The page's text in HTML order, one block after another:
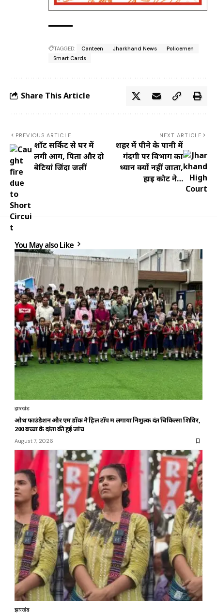
TAGGED: Canteen Jharkhand News
Policemen
Smart Cards
Share This Article
PREVIOUS ARTICLE
शॉर्ट सर्किट से घर में
लगी आग, पिता और दो
बेटियां जिंदा जलीं
NEXT ARTICLE
शहर में पीने के पानी में
गंदगी पर विभाग का
ध्यान क्यों नहीं जाता,
हाई कोर्ट ने…
You May also Like
झारखंड
ओथ फाउंडेशन और एम डॉक ने हिल टॉप में लगाया निशुल्क दंत चिकित्सा शिविर,
200 बच्चों के दांतों की हुई जांच
August 7, 2026
झारखंड